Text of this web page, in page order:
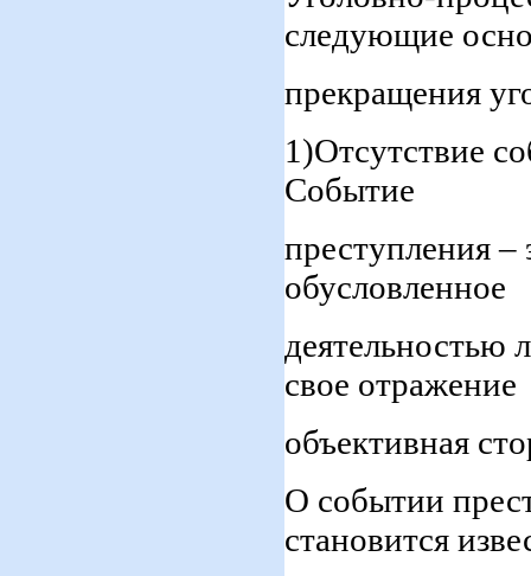
следующие
прекращения
1)Отсутствие
Событие
преступления
обусловленное
деятельностью
свое отражение
объективная
О событии
становится